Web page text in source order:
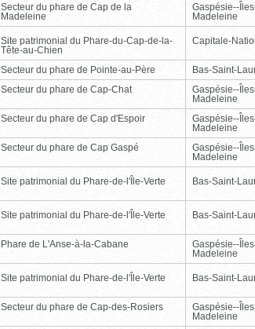
Secteur du phare de Cap de la
Madeleine
Gaspésie--
Madeleine
Site patrimonial du Phare-du-Cap-de-la-
Tête-au-Chien
Capitale-
Secteur du phare de Pointe-au-Père Bas-Saint-
Secteur du phare de Cap-Chat
Gaspésie--
Madeleine
Secteur du phare de Cap d'Espoir
Gaspésie--
Madeleine
Secteur du phare de Cap Gaspé
Gaspésie--
Madeleine
Site patrimonial du Phare-de-l'Île-Verte Bas-Saint-
Site patrimonial du Phare-de-l'Île-Verte Bas-Saint-
Phare de L'Anse-à-la-Cabane
Gaspésie--
Madeleine
Site patrimonial du Phare-de-l'Île-Verte Bas-Saint-
Secteur du phare de Cap-des-Rosiers
Gaspésie--
Madeleine